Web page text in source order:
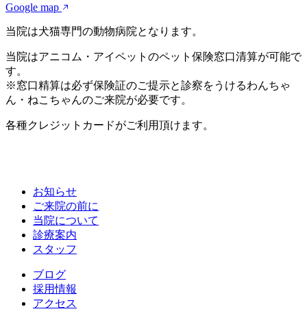
Google map
当院は犬猫専門の動物病院となります。
当院はアニコム・アイペットのペット保険窓口清算が可能で
す。
※窓口精算は必ず保険証のご提示と診察をうけるわんちゃ
ん・ねこちゃんのご来院が必要です。
各種クレジットカードがご利用頂けます。
お知らせ
ご来院の前に
当院について
診療案内
スタッフ
ブログ
採用情報
アクセス